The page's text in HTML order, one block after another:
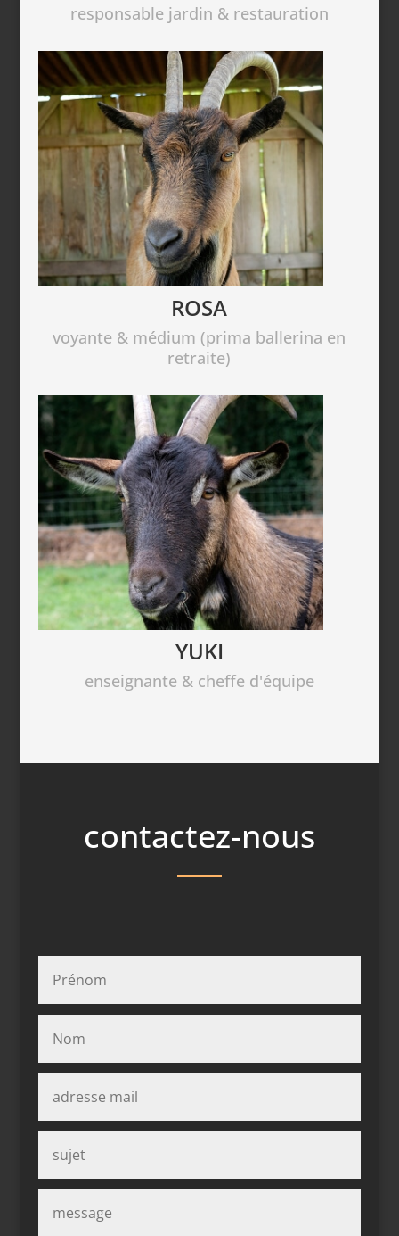
responsable jardin & restauration
ROSA
voyante & médium (prima ballerina en
retraite)
YUKI
enseignante & cheffe d'équipe
contactez-nous